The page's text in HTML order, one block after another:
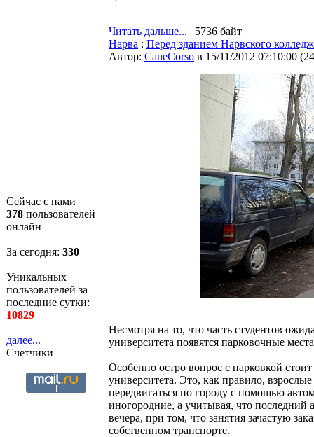
Сейчас с нами
378 пользователей
онлайн
За сегодня: 330
Уникальных
пользователей за
последние сутки:
10829
далее...
Счетчики
Читать дальше... | 5736 байт
Нарва : Перед зданием Нарвского
Автор: CaneCorso в 15/11/2012 07:10:00 (
Несмотря на то, что часть студентов
университета появятся парковочные
Особенно остро вопрос с парковкой
университета. Это, как правило,
передвигаться по городу с помощью
иногородние, а учитывая, что последний
вечера, при том, что занятия зачастую
собственном транспорте.